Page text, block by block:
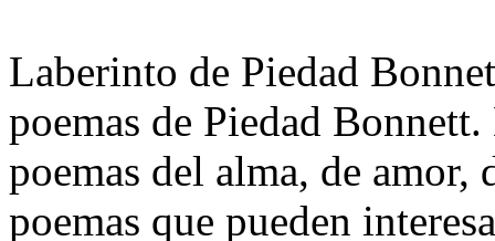
Laberinto de Piedad
poemas de Piedad
poemas del alma, de
poemas que pueden